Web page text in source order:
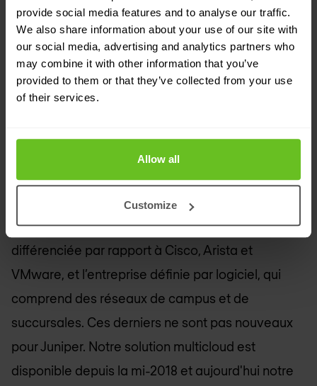
provide social media features and to analyse our traffic.
We also share information about your use of our site with
our social media, advertising and analytics partners who
may combine it with other information that you’ve
provided to them or that they’ve collected from your use
of their services.
Allow all
Customize
ses fruits puisque nous avons maintenant atteint
six trimestres de croissance continue de
l'entreprise en combinant nos technologies de
routage, de commutation et de sécurité pour offrir
transformation numérique et simplifient leurs
opérations lorsqu'ils passent au cloud.
Nos domaines d'activité sont le multicloud pour
entreprise, où nous offrons une solution ouverte et
différenciée par rapport à Cisco, Arista et
VMware, et l’entreprise définie par logiciel, qui
comprend des réseaux de campus et de
succursales. Ces derniers ne sont pas nouveaux
pour Juniper. Notre solution multicloud est
disponible depuis la mi-2018 et aujourd'hui notre